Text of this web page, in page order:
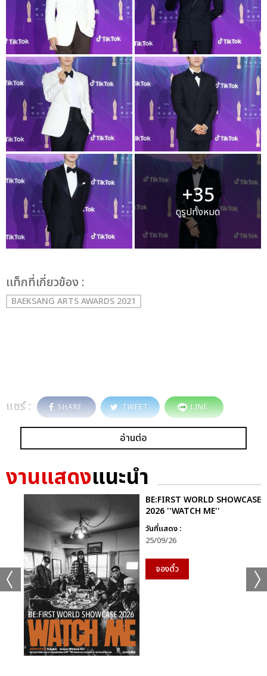
+35
ดูรูปทั้งหมด
เเท็กที่เกี่ยวข้อง :
BAEKSANG ARTS AWARDS 2021
แชร์ : SHARE TWEET LINE
อ่านต่อ
งานแสดงแนะนำ
BE:FIRST WORLD SHOWCASE
2026 ''WATCH ME''
วันที่แสดง :
25/09/26
จองตั๋ว